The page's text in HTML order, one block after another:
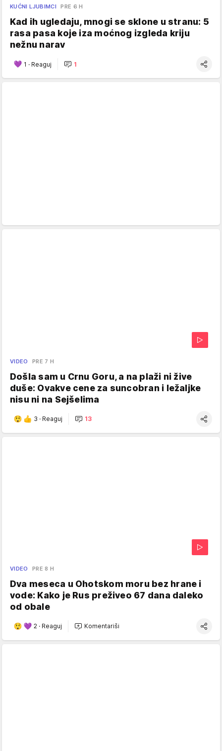
KUĆNI LJUBIMCI PRE 6 H
Kad ih ugledaju, mnogi se sklone u stranu: 5
rasa pasa koje iza moćnog izgleda kriju
nežnu narav
1 · Reaguj 1
VIDEO PRE 7 H
Došla sam u Crnu Goru, a na plaži ni žive
duše: Ovakve cene za suncobran i ležaljke
nisu ni na Sejšelima
3 · Reaguj 13
VIDEO PRE 8 H
Dva meseca u Ohotskom moru bez hrane i
vode: Kako je Rus preživeo 67 dana daleko
od obale
2 · Reaguj Komentariši